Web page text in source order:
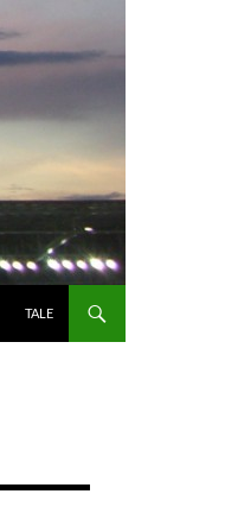
TALE